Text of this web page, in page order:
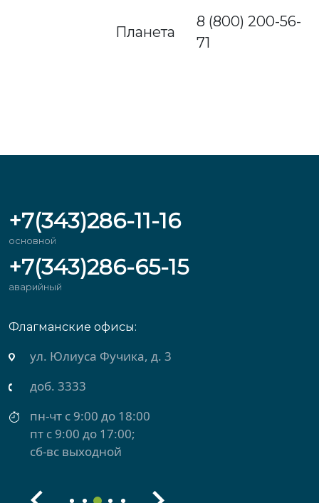
Планета
8 (800) 200-56-
71
+7(343)286-11-16
основной
+7(343)286-65-15
аварийный
Флагманские офисы:
ул. Михеева, д. 2
пн-чт с 9:00 до 18:00
пт с 9:00 до 17:00
сб-вс выходной